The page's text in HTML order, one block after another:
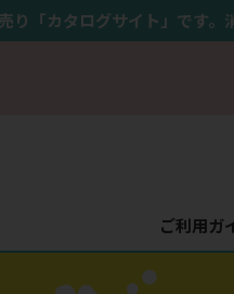
り「カタログサイト」です
ご利用ガ